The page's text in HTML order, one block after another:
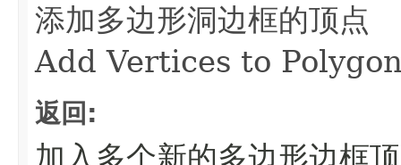
添加多边形洞边框的顶点
Add Vertices to
返回:
加入多个新的多边形边